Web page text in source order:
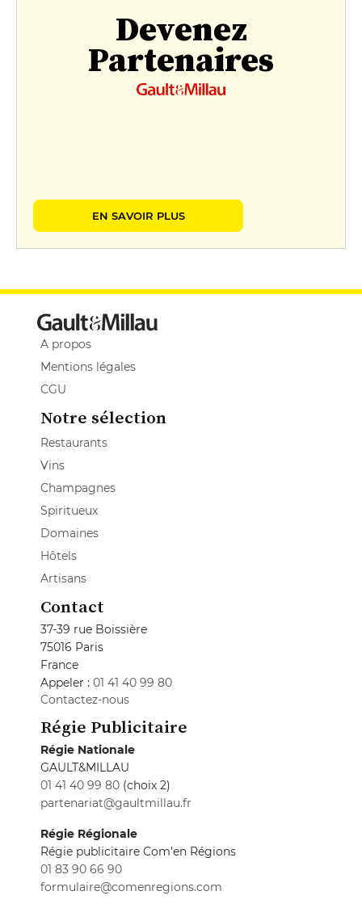
Devenez
Partenaires
EN SAVOIR PLUS
A propos
Mentions légales
CGU
Notre sélection
Restaurants
Vins
Champagnes
Spiritueux
Domaines
Hôtels
Artisans
Contact
37-39 rue Boissière
75016 Paris
France
Appeler : 01 41 40 99 80
Contactez-nous
Régie Publicitaire
Régie Nationale
GAULT&MILLAU
01 41 40 99 80 (choix 2)
partenariat@gaultmillau.fr
Régie Régionale
Régie publicitaire Com'en Régions
01 83 90 66 90
formulaire@comenregions.com